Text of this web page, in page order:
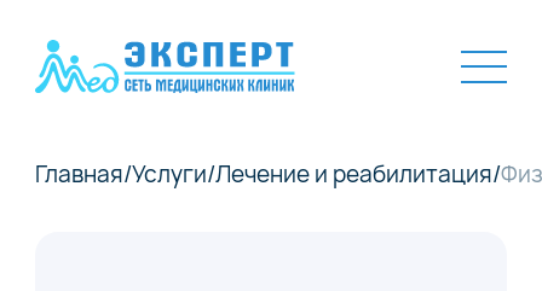
Главная/Услуги/Лечение и реабилитация/